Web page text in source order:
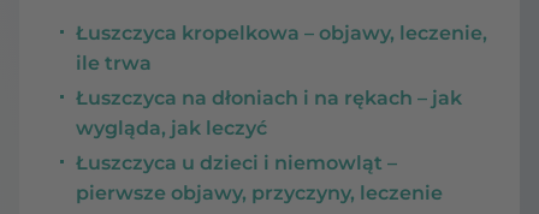
Łuszczyca kropelkowa – objawy, leczenie,
ile trwa
Łuszczyca na dłoniach i na rękach – jak
wygląda, jak leczyć
Łuszczyca u dzieci i niemowląt –
pierwsze objawy, przyczyny, leczenie